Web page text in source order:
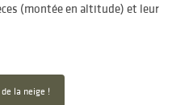
(montée en altitude) et leur
la neige !